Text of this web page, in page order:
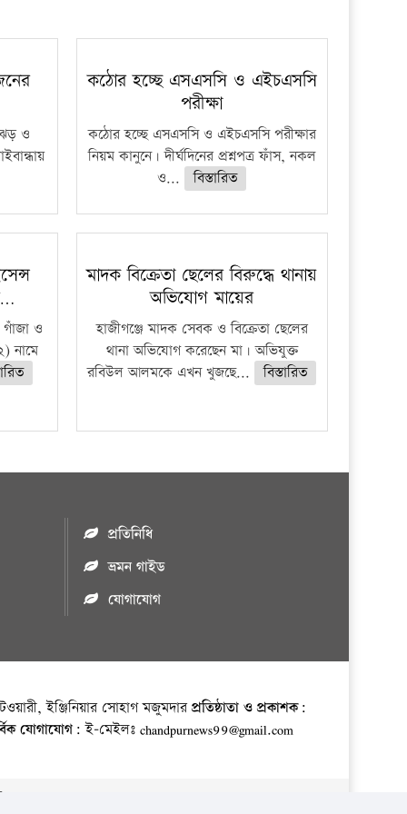
ঝড় ও
কঠোর হচ্ছে এসএসসি ও এইচএসসি
পরীক্ষা
কঠোর হচ্ছে এসএসসি ও এইচএসসি পরীক্ষার
নিয়ম কানুনে। দীর্ঘদিনের প্রশ্নপত্র ফাঁস, নকল
ও...
বিস্তারিত
গাঁজা ও
নামে
মাদক বিক্রেতা ছেলের বিরুদ্ধে থানায়
অভিযোগ মায়ের
হাজীগঞ্জে মাদক সেবক ও বিক্রেতা ছেলের
থানা অভিযোগ করেছেন মা। অভিযুক্ত
রবিউল আলমকে এখন খুজছে...
বিস্তারিত
প্রতিনিধি
ভ্রমন গাইড
যোগাযোগ
ইঞ্জিনিয়ার সোহাগ মজুমদারপ্রতিষ্ঠাতা ও প্রকাশক:
যোগাযোগ: ই-মেইলঃ chandpurnews99@gmail.com